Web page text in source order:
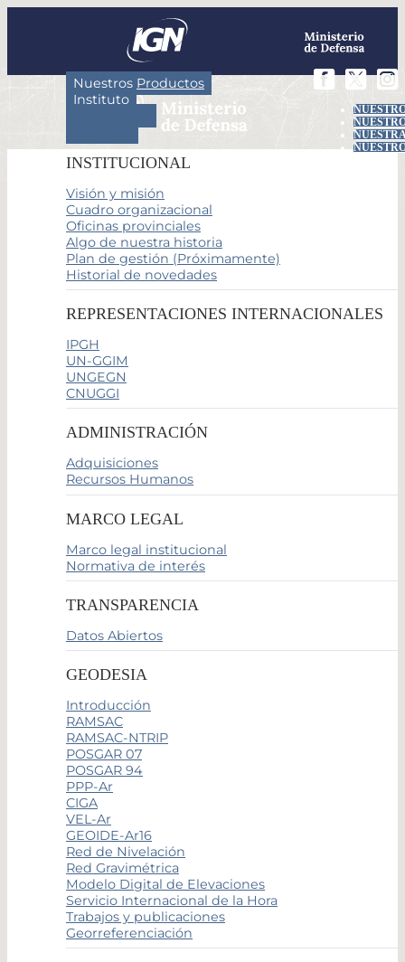
Nuestros Productos
Instituto
INSTITUCIONAL
Visión y misión
Cuadro organizacional
Oficinas provinciales
Algo de nuestra historia
Plan de gestión (Próximamente)
Historial de novedades
REPRESENTACIONES INTERNACIONALES
IPGH
UN-GGIM
UNGEGN
CNUGGI
ADMINISTRACIÓN
Adquisiciones
Recursos Humanos
MARCO LEGAL
Marco legal institucional
Normativa de interés
TRANSPARENCIA
Datos Abiertos
GEODESIA
Introducción
RAMSAC
RAMSAC-NTRIP
POSGAR 07
POSGAR 94
PPP-Ar
CIGA
VEL-Ar
GEOIDE-Ar16
Red de Nivelación
Red Gravimétrica
Modelo Digital de Elevaciones
Servicio Internacional de la Hora
Trabajos y publicaciones
Georreferenciación